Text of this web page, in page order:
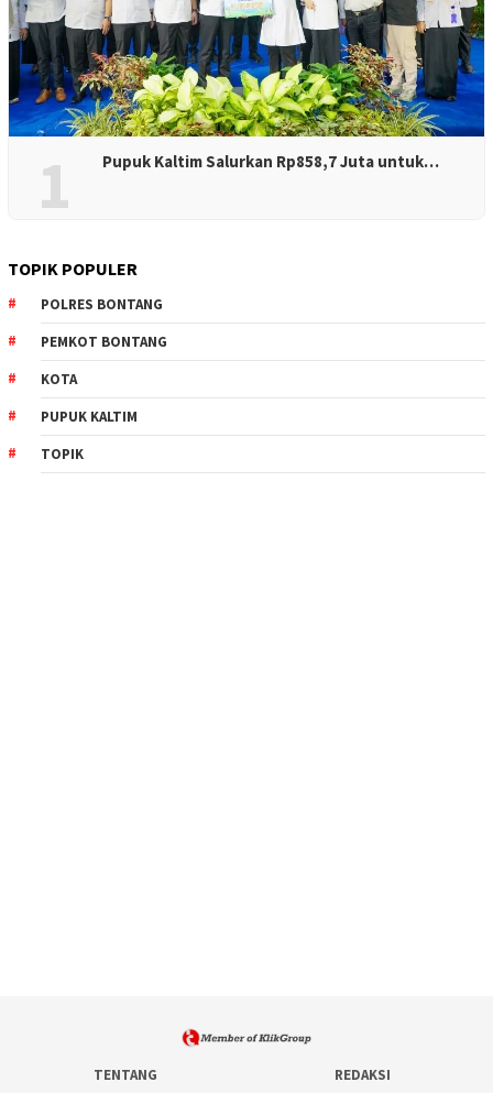
1 Pupuk Kaltim Salurkan Rp858,7 Juta untuk…
TOPIK POPULER
POLRES BONTANG
PEMKOT BONTANG
KOTA
PUPUK KALTIM
TOPIK
TENTANG REDAKSI